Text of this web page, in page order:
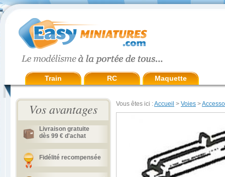
Train RC Maquette
Vos avantages
Livraison gratuite
dès 99 € d'achat
Fidélité recompensée
Vous êtes ici :Accueil > Voies >